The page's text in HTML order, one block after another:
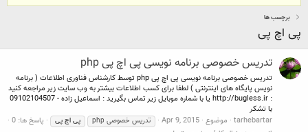
برچسب ها
پی اچ پی
تدریس خصوصی برنامه نویسی پی اچ پی php
تدریس خصوصی برنامه نویسی پی اچ پی php توسط کارشناس فناوری اطلاعات ( برنامه
نویس پایگاه های اینترنتی ) لطفا برای کسب اطلاعات بیشتر به وب سایت زیر مراجعه کنید
: http://bugless.ir یا با شماره موبایل زیر تماس بگیرید : اسماعیل زاده - 09102104507
با تشکر
tarhebartar موضوع Apr 9, 2015 تدریس خصوصی php پی اچ پی
پاسخ ها: 0